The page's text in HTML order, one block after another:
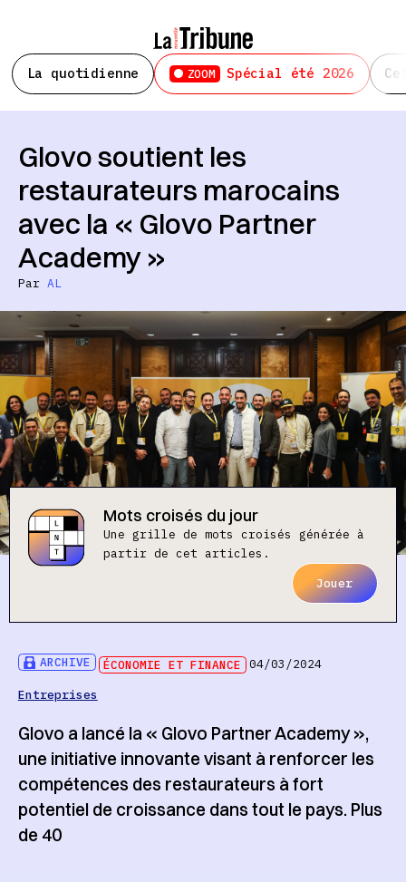
La quotidienne ZOOM Spécial été 2026
ARCHIVE ÉCONOMIE ET FINANCE 04/03/2024
Entreprises
Glovo soutient les
restaurateurs marocains
avec la « Glovo Partner
Academy »
Par AL
Mots croisés du jour
Une grille de mots croisés générée à
partir de cet articles.
Jouer
Glovo a lancé la « Glovo Partner Academy »,
une initiative innovante visant à renforcer les
compétences des restaurateurs à fort
potentiel de croissance dans tout le pays. Plus
de 40